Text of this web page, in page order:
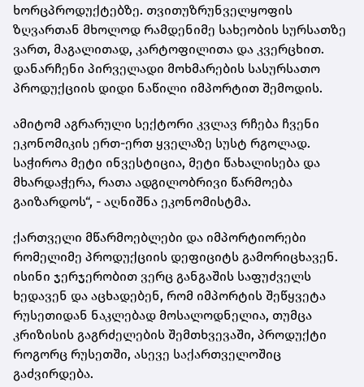
ხორცპროდუქტებზე. თვითუზრუნველყოფის
ზღვართან მხოლოდ რამდენიმე სახეობის სურსათზე
ვართ, მაგალითად, კარტოფილითა და კვერცხით.
დანარჩენი პირველადი მოხმარების სასურსათო
პროდუქციის დიდი ნაწილი იმპორტით შემოდის.
ამიტომ აგრარული სექტორი კვლავ რჩება ჩვენი
ეკონომიკის ერთ-ერთ ყველაზე სუსტ რგოლად.
საჭიროა მეტი ინვესტიცია, მეტი წახალისება და
მხარდაჭერა, რათა ადგილობრივი წარმოება
გაიზარდოს“, - აღნიშნა ეკონომისტმა.
ქართველი მწარმოებლები და იმპორტიორები
რომელიმე პროდუქციის დეფიციტს გამორიცხავენ.
ისინი ჯერჯერობით ვერც განგაშის საფუძველს
ხედავენ და აცხადებენ, რომ იმპორტის შეწყვეტა
რუსეთიდან ნაკლებად მოსალოდნელია, თუმცა
კრიზისის გაგრძელების შემთხვევაში, პროდუქტი
როგორც რუსეთში, ასევე საქართველოშიც
გაძვირდება.